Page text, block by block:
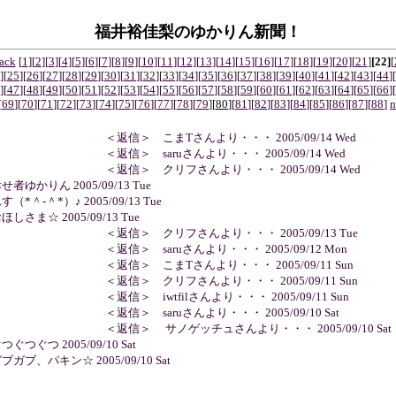
福井裕佳梨のゆかりん新聞！
[1][2][3][4][5][6][7][8][9][10][11][12][13][14][15][16][17][18][19][20][21][22][
][25][26][27][28][29][30][31][32][33][34][35][36][37][38][39][40][41][42][43][44][
][47][48][49][50][51][52][53][54][55][56][57][58][59][60][61][62][63][64][65][66][
[69][70][71][72][73][74][75][76][77][78][79][80][81][82][83][84][85][86][87][88]
返信＞ こまTさんより・・・ 2005/09/14 Wed
返信＞ saruさんより・・・ 2005/09/14 Wed
返信＞ クリフさんより・・・ 2005/09/14 Wed
者ゆかりん 2005/09/13 Tue
（*＾-＾*）♪ 2005/09/13 Tue
しさま☆ 2005/09/13 Tue
返信＞ クリフさんより・・・ 2005/09/13 Tue
返信＞ saruさんより・・・ 2005/09/12 Mon
返信＞ こまΤさんより・・・ 2005/09/11 Sun
返信＞ クリフさんより・・・ 2005/09/11 Sun
返信＞ iwtfilさんより・・・ 2005/09/11 Sun
返信＞ saruさんより・・・ 2005/09/10 Sat
返信＞ サノゲッチュさんより・・・ 2005/09/10 Sat
ぐつぐつ 2005/09/10 Sat
ガブ、パキン☆ 2005/09/10 Sat